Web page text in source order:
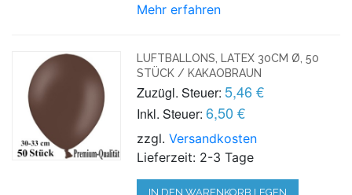
Mehr erfahren
LUFTBALLONS, LATEX 30CM Ø, 50
STÜCK / KAKAOBRAUN
Zuzügl. Steuer: 5,46 €
Inkl. Steuer: 6,50 €
zzgl.Versandkosten
Lieferzeit: 2-3 Tage
IN DEN WARENKORB LEGEN